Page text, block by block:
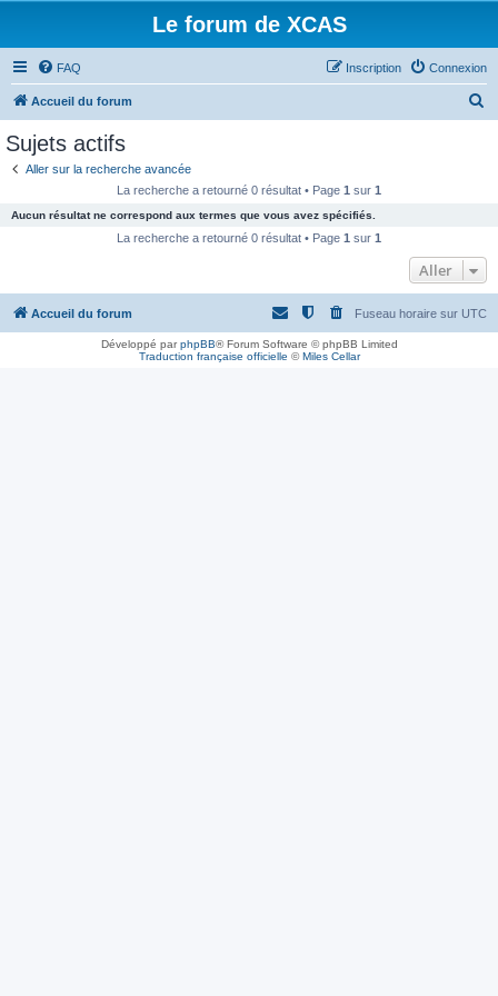
Le forum de XCAS
FAQ Connexion
Inscription
Accueil du forum
c
e
Sujets actifs
Aller sur la recherche avancée
La recherche a retourné 0 résultat • Page 1 sur 1
Aucun résultat ne correspond aux termes que vous avez spécifiés.
La recherche a retourné 0 résultat • Page 1 sur 1
Aller
Accueil du forum Fuseau horaire sur UTC
Développé parphpBB® Forum Software © phpBB Limited
Traduction française officielle ©Miles Cellar